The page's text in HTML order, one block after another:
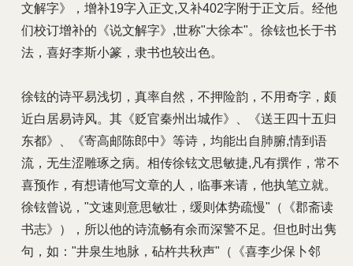
文解字》，增补19字入正文,又补402字附于正文后。经他
们校订增补的《说文解字》,世称"大徐本"。徐铉也长于书
法，喜好李斯小篆，隶书也较出色。
徐铉的诗平易浅切，真率自然，不押险韵，不用奇字，颇
近白居易诗风。其《贬官秦州出城作》、《送王四十五归
东都》、《寄高邮陈郎中》等诗，均能出自肺腑,情到语
流，无生涩雕琢之病。相传徐铉文思敏捷,凡有撰作，常不
喜预作，有想请他写文章的人，临事来请，他执笔立就。
徐铉曾说，"文速则意思敏壮，缓则体势疏慢"（《郡斋读
书志》），所以他的诗流畅有余而深警不足。但也时出隽
句，如："井泉生地脉，砧杵共秋声"（《喜李少保卜邻